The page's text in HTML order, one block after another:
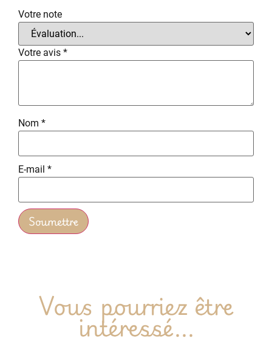
Votre note
Votre avis *
Nom *
E-mail *
Vous pourriez être
intéressé...